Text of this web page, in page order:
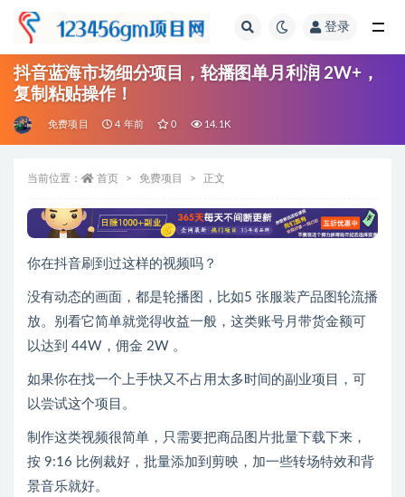
登录
抖音蓝海市场细分项目，轮播图单月利润 2W+，
复制粘贴操作！
免费项目 4 年前 0 14.1K
当前位置： 首页 免费项目 正文
你在抖音刷到过这样的视频吗？
没有动态的画面，都是轮播图，比如5 张服装产品图轮流播
放。别看它简单就觉得收益一般，这类账号月带货金额可
以达到 44W，佣金 2W 。
如果你在找一个上手快又不占用太多时间的副业项目，可
以尝试这个项目。
制作这类视频很简单，只需要把商品图片批量下载下来，
按 9:16 比例裁好，批量添加到剪映，加一些转场特效和背
景音乐就好。